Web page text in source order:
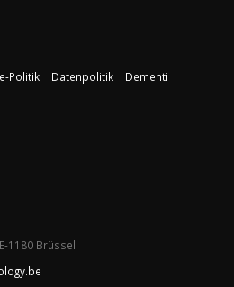
Politik Datenpolitik
Dementi
1180 Brüssel